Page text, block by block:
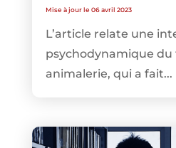
Mise à jour le 06 avril 2023
L’article relate une
psychodynamique du
animalerie, qui a fait...